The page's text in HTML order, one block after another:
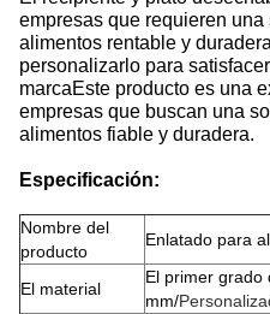
empresas que requieren
alimentos rentable y
personalizarlo para
marcaEste producto es una
empresas que buscan una
alimentos fiable y duradera.
Especificación:
Nombre del
producto
Enlatado para
El material
El primer grado
mm/